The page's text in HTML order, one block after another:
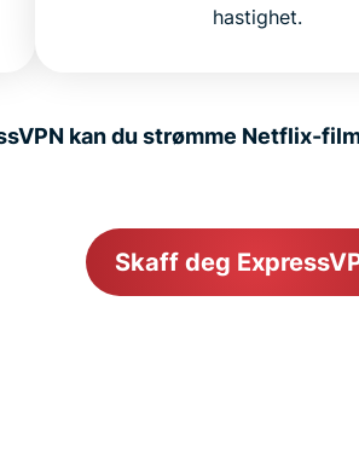
hastighet.
kan du strømme Netflix-
Skaff deg